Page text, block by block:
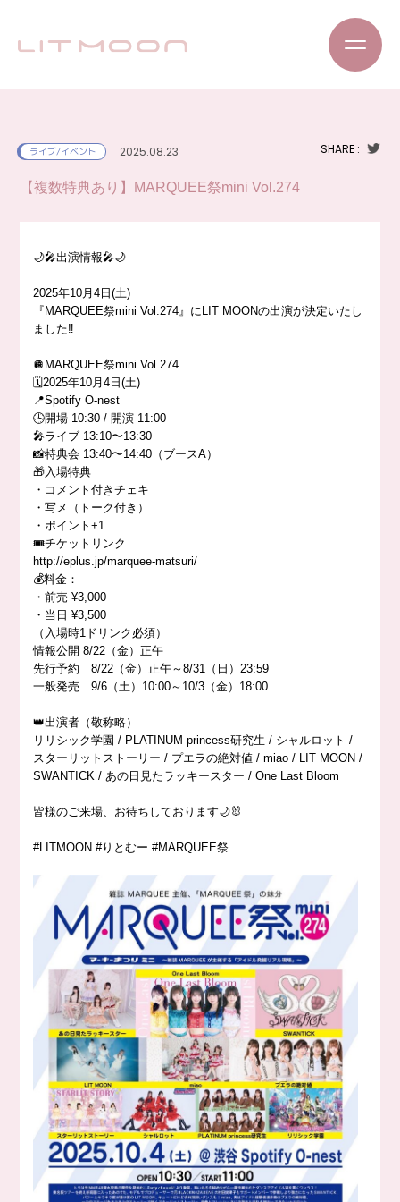
ライブ/イベント 2025.08.23 SHARE :
【複数特典あり】MARQUEE祭mini Vol.274
🌙🎤出演情報🎤🌙
2025年10月4日(土)
『MARQUEE祭mini Vol.274』にLIT MOONの出演が決定いたし
ました‼️
🪩MARQUEE祭mini Vol.274
🗓️2025年10月4日(土)
📍Spotify O-nest
🕒開場 10:30 / 開演 11:00
🎤ライブ 13:10〜13:30
📸特典会 13:40〜14:40（ブースA）
🎁入場特典
・コメント付きチェキ
・写メ（トーク付き）
・ポイント+1
🎟️チケットリンク
http://eplus.jp/marquee-matsuri/
💰料金：
・前売 ¥3,000
・当日 ¥3,500
（入場時1ドリンク必須）
情報公開 8/22（金）正午
先行予約 8/22（金）正午～8/31（日）23:59
一般発売 9/6（土）10:00～10/3（金）18:00
👑出演者（敬称略）
リリシック学園 / PLATINUM princess研究生 / シャルロット /
スターリットストーリー / プエラの絶対値 / miao / LIT MOON /
SWANTICK / あの日見たラッキースター / One Last Bloom
皆様のご来場、お待ちしております🌙🐰
#LITMOON #りとむー #MARQUEE祭